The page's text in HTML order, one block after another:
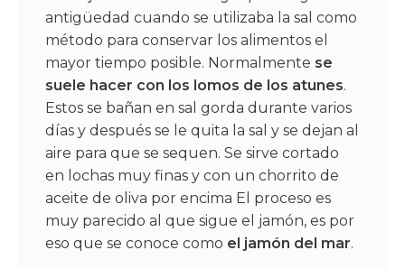
antigüedad cuando se utilizaba la sal como
método para conservar los alimentos el
mayor tiempo posible. Normalmente se
suele hacer con los lomos de los atunes.
Estos se bañan en sal gorda durante varios
días y después se le quita la sal y se dejan al
aire para que se sequen. Se sirve cortado
en lochas muy finas y con un chorrito de
aceite de oliva por encima El proceso es
muy parecido al que sigue el jamón, es por
eso que se conoce como el jamón del mar.